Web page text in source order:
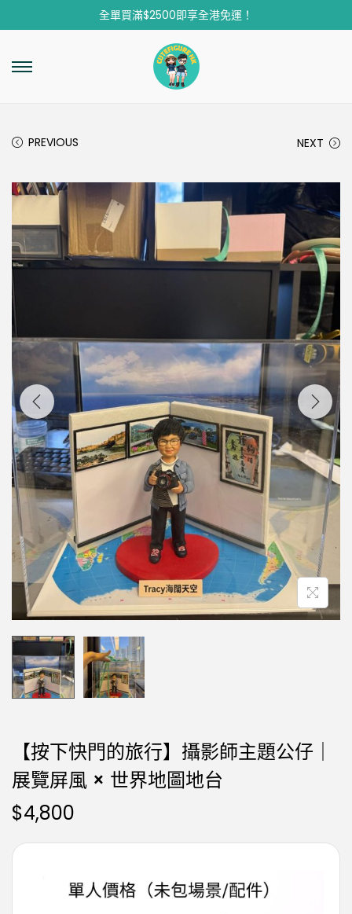
全單買滿$2500即享全港免運！
PREVIOUS NEXT
【按下快門的旅行】攝影師主題公仔｜
展覽屏風 × 世界地圖地台
$4,800